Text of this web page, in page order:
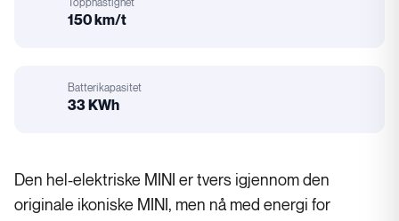
Topphastighet
150 km/t
Batterikapasitet
33 KWh
Den hel-elektriske MINI er tvers igjennom den
originale ikoniske MINI, men nå med energi for